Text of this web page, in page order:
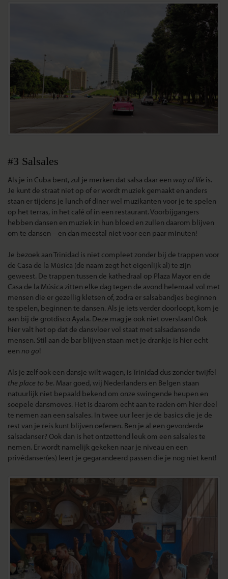
#3 Salsales
Als je in Cuba bent, zul je merken dat salsa daar een way of life is.
Je kunt de straat niet op of er wordt muziek gemaakt en anders
staan er tijdens je lunch of diner wel muzikanten voor je te spelen
op het terras, in het café of in een restaurant. Voorbijgangers
hebben dansen en muziek in hun bloed en zullen daarom blijven
om te dansen – en dan meestal niet voor een paar minuten!
Je bezoek aan Trinidad is niet compleet zonder bij de trappen voor
de Casa de la Música (de naam zegt het eigenlijk al) te zijn
geweest. De trappen tussen de kathedraal op Plaza Mayor en de
Casa de la Música zitten elke dag tegen de avond helemaal vol met
mensen die er gezellig kletsen of, zodra er salsabandjes beginnen
te spelen, beginnen te dansen. Als je iets verder doorloopt, kom je
aan bij de grotdisco Ayala. Deze mag je ook niet overslaan! Ook
hier valt het op dat de dansvloer vol staat met salsadansende
mensen. Stil aan de bar blijven staan met je drankje is hier echt
een no go!
Als je zelf ook een dansje wilt wagen, is Trinidad dus zonder twijfel
the place to be. Maar goed, wij Nederlanders en Belgen staan
natuurlijk niet bepaald bekend om onze swingende heupen en
soepele dansmoves. Het is daarom echt aan te raden om hier deel
te nemen aan een salsales. In twee uur leer je de basics die je de
rest van je reis kunt blijven oefenen. Ben je al een gevorderde
salsadanser? Ook dan is het ontzettend leuk om een salsales te
nemen. Er wordt namelijk gekeken naar je niveau en een
privédanser(es) leert je gegarandeerd passen die je nog niet kent!